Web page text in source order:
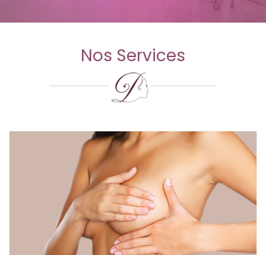
Nos Services